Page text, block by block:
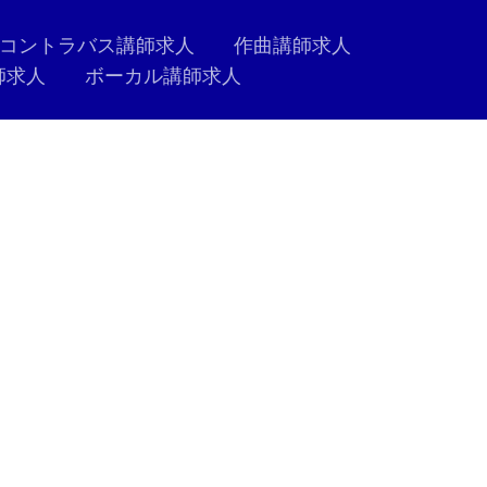
コントラバス講師求人
作曲講師求人
人
ボーカル講師求人